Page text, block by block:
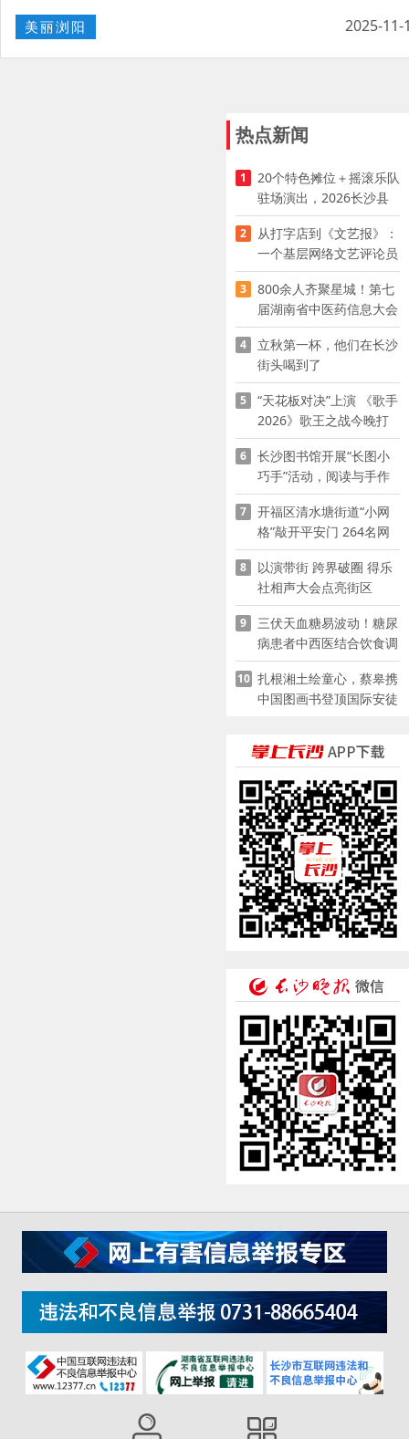
美丽浏阳 2025-11-
热点新闻
1
20个特色摊位＋摇滚乐队
驻场演出，2026长沙县
夜市嘉年华启幕
2
从打字店到《文艺报》：
一个基层网络文艺评论员
的突围
3
800余人齐聚星城！第七
届湖南省中医药信息大会
开幕，AI正在“读懂”古老
中医
4
立秋第一杯，他们在长沙
街头喝到了
5
“天花板对决”上演 《歌手
2026》歌王之战今晚打
响
6
长沙图书馆开展“长图小
巧手”活动，阅读与手作
赋能少儿暑期成长
7
开福区清水塘街道“小网
格”敲开平安门 264名网
格员扫楼“错峰问安”
8
以演带街 跨界破圈 得乐
社相声大会点亮街区
9
三伏天血糖易波动！糖尿
病患者中西医结合饮食调
养指南
10 扎根湘土绘童心，蔡皋携
中国图画书登顶国际安徒